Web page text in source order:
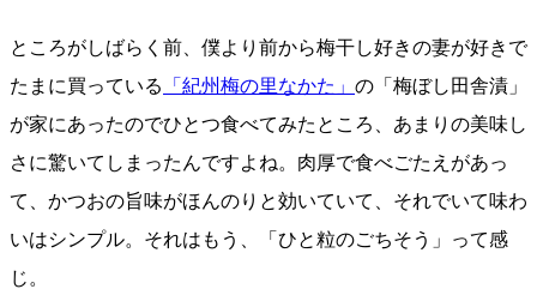
ところがしばらく前、僕より前から梅干し好きの妻が好きで
たまに買っている
「紀州梅の里なかた」 の「梅ぼし田舎漬」
が家にあったのでひとつ食べてみたところ、あまりの美味し
さに驚いてしまったんですよね。肉厚で食べごたえがあっ
て、かつおの旨味がほんのりと効いていて、それでいて味わ
いはシンプル。それはもう、「ひと粒のごちそう」って感
じ。